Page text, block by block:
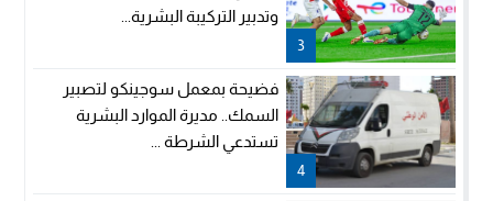
3
وتدبير التركيبة البشرية...
4
فضيحة بمعمل سوجينكو لتصبير
السمك.. مديرة الموارد البشرية
تستدعي الشرطة ...